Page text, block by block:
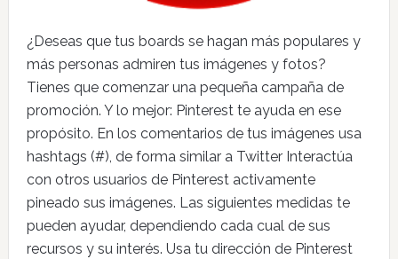
¿Deseas que tus boards se hagan más populares y
más personas admiren tus imágenes y fotos?
Tienes que comenzar una pequeña campaña de
promoción. Y lo mejor: Pinterest te ayuda en ese
propósito. En los comentarios de tus imágenes usa
hashtags (#), de forma similar a Twitter Interactúa
con otros usuarios de Pinterest activamente
pineado sus imágenes. Las siguientes medidas te
pueden ayudar, dependiendo cada cual de sus
recursos y su interés. Usa tu dirección de Pinterest